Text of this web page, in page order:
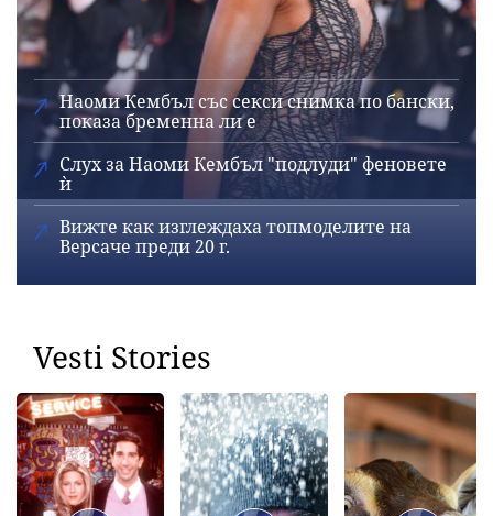
Наоми Кембъл със секси снимка по бански,
показа бременна ли е
Слух за Наоми Кембъл "подлуди" феновете
ѝ
Вижте как изглеждаха топмоделите на
Версаче преди 20 г.
Vesti Stories